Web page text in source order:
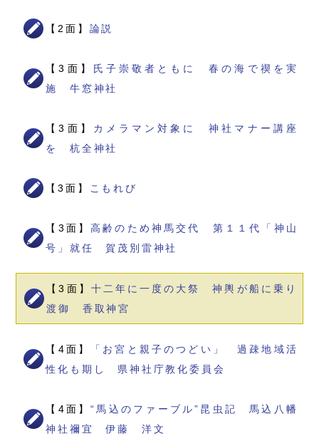
【2面】 論説
【3面】 氏子崇敬者ともに 春の海で禊を実
施 牛窓神社
【3面】 カメラマン対象に 神社マナー講座
を 杭全神社
【3面】 こもれび
【3面】高齢のため神馬交代 第１１代「神山
号」就任 賀茂別雷神社
【3面】 十二年に一度の大祭 神輿が船に乗り
渡御 香取神宮
【4面】
「お宮と親子のつどい」 過疎地域活
性化も期し 県神社庁教化委員会
【4面】“馬込のファーブル”昆虫記 馬込八幡
神社禰宜 伊藤 洋文